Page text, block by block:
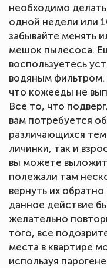
необходимо
одной недели или
забывайте менять
мешок пылесоса.
воспользуетесь
водяным фильтром.
что кожееды не
Все то, что
вам потребуется
различающихся
личинки, так и
вы можете
полежали там
вернуть их
данное действие
желательно
того, все
места в квартире
используя